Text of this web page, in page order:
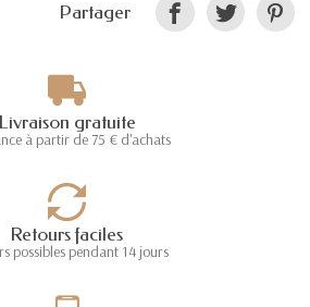
Partager
Livraison gratuite
à partir de 75 € d'achats
Retours faciles
possibles pendant 14 jours